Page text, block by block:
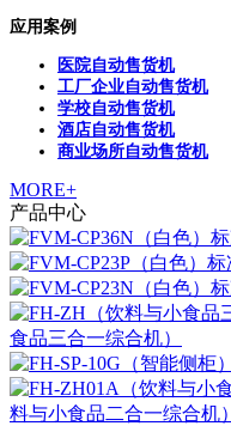
应用案例
医院自动售货机
工厂企业自动售货机
学校自动售货机
酒店自动售货机
商业场所自动售货机
MORE+
产品中心
食品三合一综合机）
料与小食品二合一综合机）